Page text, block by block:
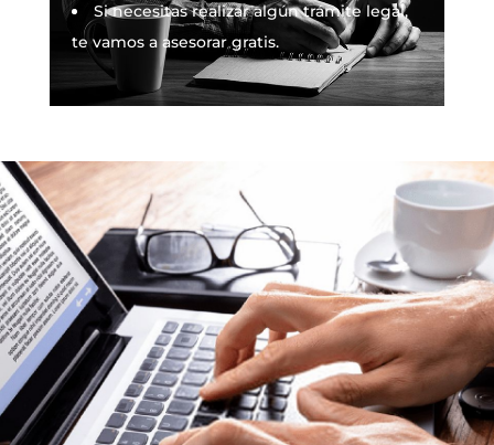
Si necesitas realizar algún trámite legal,
te vamos a asesorar gratis.